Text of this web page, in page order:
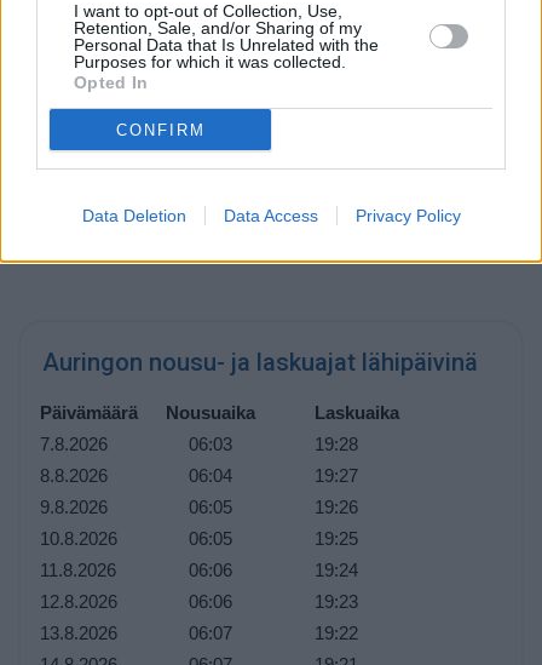
I want to opt-out of Collection, Use,
Retention, Sale, and/or Sharing of my
Personal Data that Is Unrelated with the
Purposes for which it was collected.
Opted In
CONFIRM
Data Deletion Data Access Privacy Policy
Päivän pituus
Päivän pituus Eilatissa on tähän aikaan vuodesta
ja 26 minuuttia. Päivät lyhenevät hiljalleen, ja tätä jatkuu
aina 21. joulukuuta asti, joka on vuoden lyhin päivä. Tästä
kesäkuuta.
Auringon nousu- ja laskuajat lähipäivinä
Päivämäärä Nousuaika
Laskuaika
7.8.2026
06:03
19:28
8.8.2026
06:04
19:27
9.8.2026
06:05
19:26
10.8.2026
06:05
19:25
11.8.2026
06:06
19:24
12.8.2026
06:06
19:23
13.8.2026
06:07
19:22